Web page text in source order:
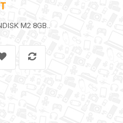
M2 8GB..